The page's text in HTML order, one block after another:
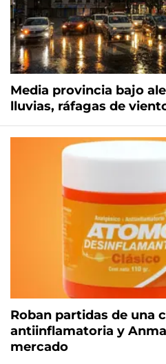
Media provincia bajo
lluvias, ráfagas de
Roban partidas de una
antiinflamatoria y
mercado